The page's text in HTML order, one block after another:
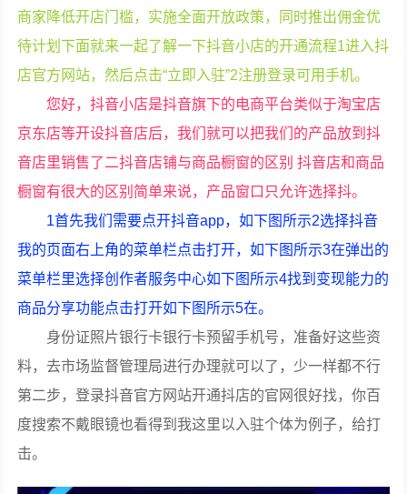
商家降低开店门槛，实施全面开放政策，同时推出佣金优
待计划下面就来一起了解一下抖音小店的开通流程1进入抖
店官方网站，然后点击“立即入驻”2注册登录可用手机。
您好，抖音小店是抖音旗下的电商平台类似于淘宝店
京东店等开设抖音店后，我们就可以把我们的产品放到抖
音店里销售了二抖音店铺与商品橱窗的区别 抖音店和商品
橱窗有很大的区别简单来说，产品窗口只允许选择抖。
1首先我们需要点开抖音app，如下图所示2选择抖音
我的页面右上角的菜单栏点击打开，如下图所示3在弹出的
菜单栏里选择创作者服务中心如下图所示4找到变现能力的
商品分享功能点击打开如下图所示5在。
身份证照片银行卡银行卡预留手机号，准备好这些资
料，去市场监督管理局进行办理就可以了，少一样都不行
第二步，登录抖音官方网站开通抖店的官网很好找，你百
度搜索不戴眼镜也看得到我这里以入驻个体为例子，给打
击。